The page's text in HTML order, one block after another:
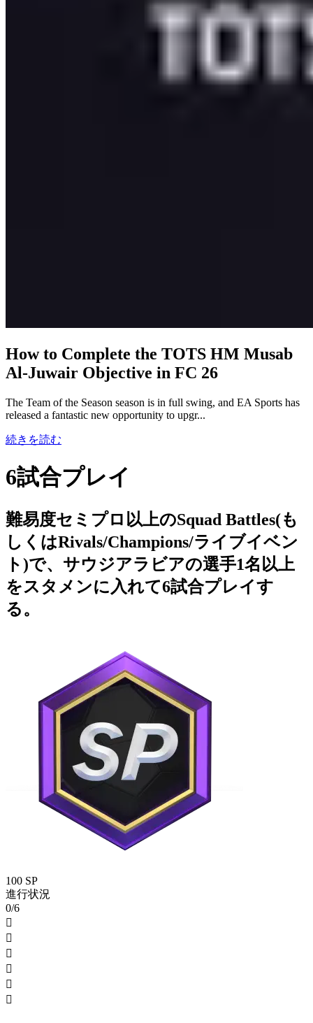
How to Complete the TOTS HM Musab
Al-Juwair Objective in FC 26
The Team of the Season season is in full swing, and EA Sports has
released a fantastic new opportunity to upgr...
続きを読む
6試合プレイ
難易度セミプロ以上のSquad Battles(も
しくはRivals/Champions/ライブイベン
ト)で、サウジアラビアの選手1名以上
をスタメンに入れて6試合プレイす
る。
100 SP
進行状況
0/6





